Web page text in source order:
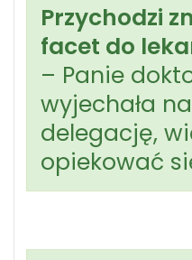
Przychodzi
facet do
– Panie
wyjechała
delegację,
opiekować